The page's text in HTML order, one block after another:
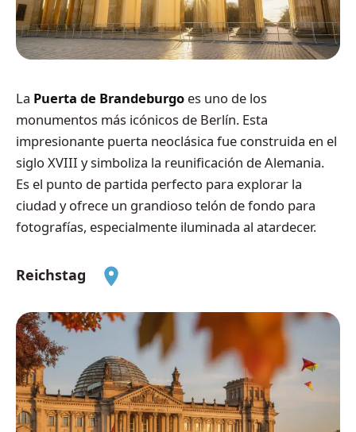
La Puerta de Brandeburgo es uno de los
monumentos más icónicos de Berlín. Esta
impresionante puerta neoclásica fue construida en el
siglo XVIII y simboliza la reunificación de Alemania.
Es el punto de partida perfecto para explorar la
ciudad y ofrece un grandioso telón de fondo para
fotografías, especialmente iluminada al atardecer.
Reichstag